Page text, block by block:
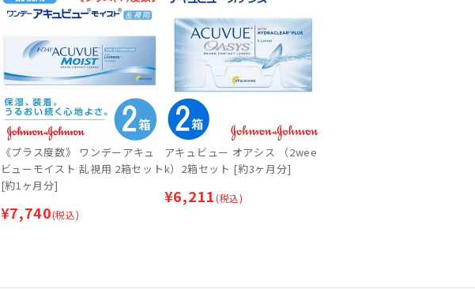
《プラス度数》 ワンデーアキュ
ビューモイスト 乱視用 2箱セット
[約1ヶ月分]
¥7,740(税込)
アキュビュー オアシス （2wee
k）2箱セット [約3ヶ月分]
¥6,211(税込)